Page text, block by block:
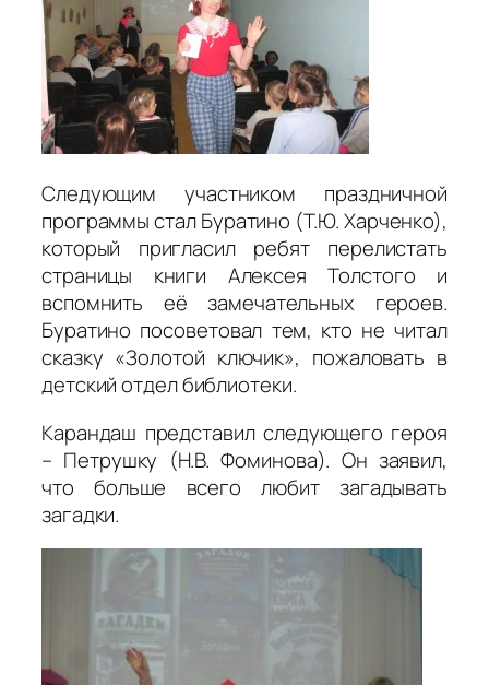
Следующим участником праздничной
программы стал Буратино (Т.Ю. Харченко),
который пригласил ребят перелистать
страницы книги Алексея Толстого и
вспомнить её замечательных героев.
Буратино посоветовал тем, кто не читал
сказку «Золотой ключик», пожаловать в
детский отдел библиотеки.
Карандаш представил следующего героя
– Петрушку (Н.В. Фоминова). Он заявил,
что больше всего любит загадывать
загадки.